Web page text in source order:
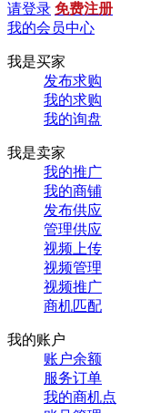
请登录 免费注册
我的会员中心
我是买家
发布求购
我的求购
我的询盘
我是卖家
我的推广
我的商铺
发布供应
管理供应
视频上传
视频管理
视频推广
商机匹配
我的账户
账户余额
服务订单
我的商机点